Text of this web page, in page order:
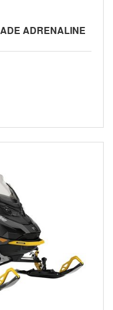
ADRENALINE